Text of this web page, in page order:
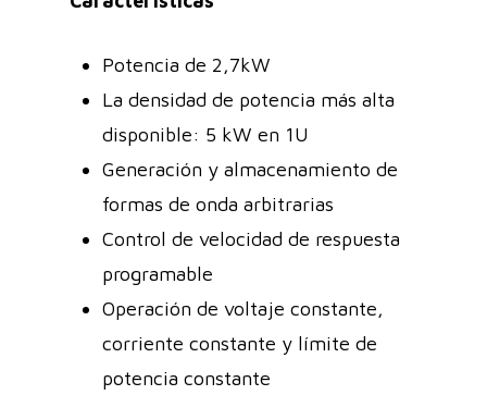
Potencia de 2,7kW
La densidad de potencia más alta
disponible: 5 kW en 1U
Generación y almacenamiento de
formas de onda arbitrarias
Control de velocidad de respuesta
programable
Operación de voltaje constante,
corriente constante y límite de
potencia constante